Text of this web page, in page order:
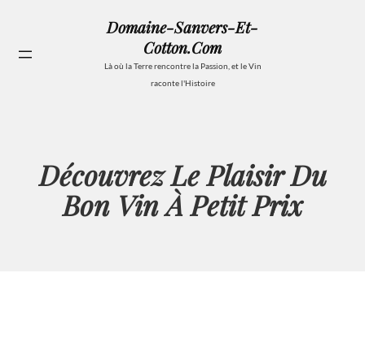
contenu
Domaine-Sanvers-Et-
Cotton.com
Là où la Terre rencontre la Passion, et le Vin
raconte l'Histoire
Découvrez Le Plaisir Du
Bon Vin À Petit Prix